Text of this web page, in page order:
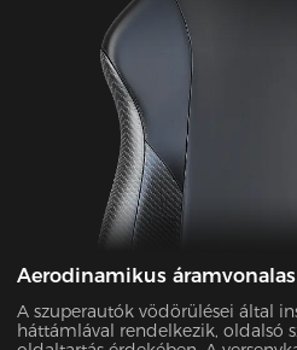
Aerodinamikus
A szuperautók vödörülései által
háttámlával rendelkezik, oldalsó